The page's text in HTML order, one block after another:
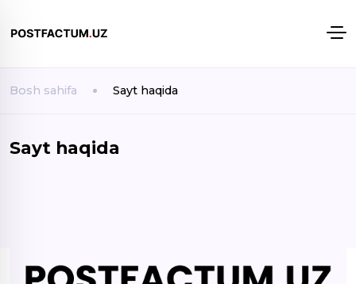
Bosh sahifa Sayt haqida
Sayt haqida